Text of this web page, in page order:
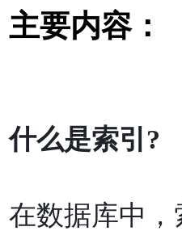
主要内容：
什么是索引?
在数据库中